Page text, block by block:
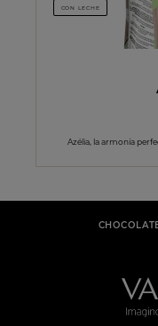
CON LECHE
Azélia, la armonía